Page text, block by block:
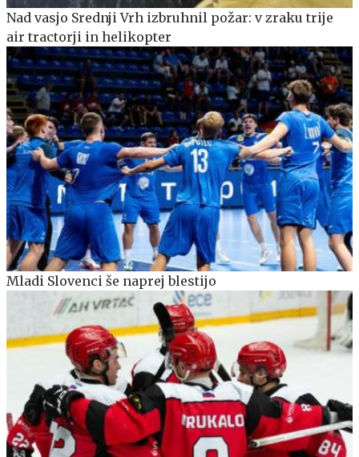
Nad vasjo Srednji Vrh izbruhnil požar: v zraku trije
air tractorji in helikopter
Mladi Slovenci še naprej blestijo